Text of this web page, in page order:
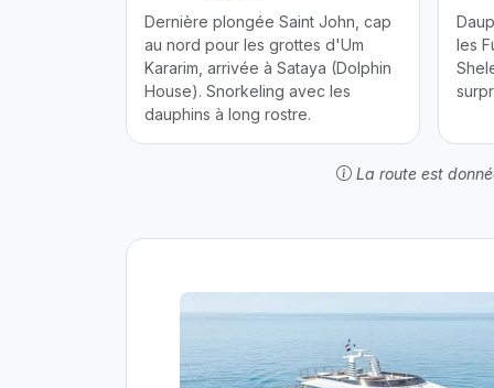
Dernière plongée Saint John, cap
au nord pour les grottes d'Um
Kararim, arrivée à Sataya (Dolphin
House). Snorkeling avec les
dauphins à long rostre.
les
La route est